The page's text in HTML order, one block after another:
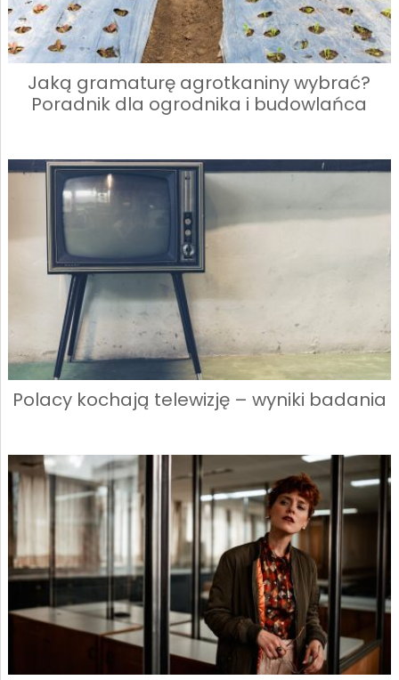
Jaką gramaturę agrotkaniny wybrać?
Poradnik dla ogrodnika i budowlańca
Polacy kochają telewizję – wyniki badania